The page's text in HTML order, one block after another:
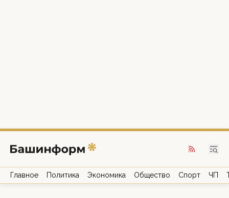
Главное Политика Экономика Общество Спорт ЧП